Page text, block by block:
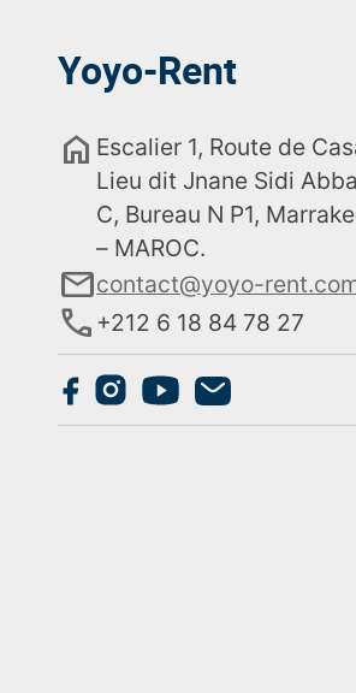
Yoyo-Rent
home Escalier 1, Route de
Lieu dit Jnane Sidi
C, Bureau N P1,
– MAROC.
emailcontact@yoyo-
phone +212 6 18 84 78 27